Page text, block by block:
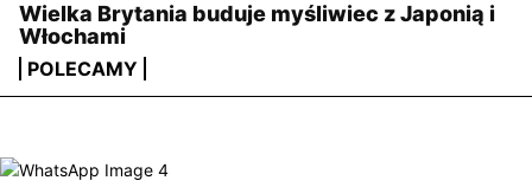
Wielka Brytania buduje myśliwiec z Japonią i
Włochami
POLECAMY